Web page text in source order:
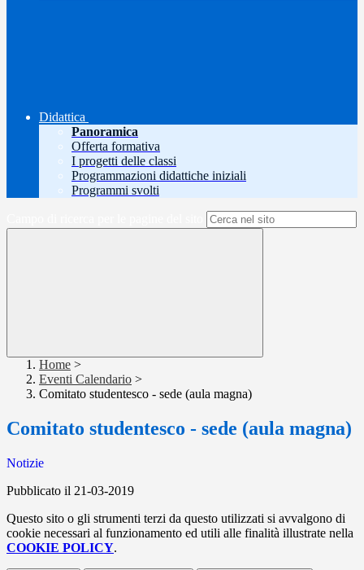
Didattica
Panoramica
Offerta formativa
I progetti delle classi
Programmazioni didattiche iniziali
Programmi svolti
Home >
Eventi Calendario >
Comitato studentesco - sede (aula magna)
Comitato studentesco - sede (aula magna)
Notizie
Pubblicato il 21-03-2019
Questo sito o gli strumenti terzi da questo utilizzati si avvalgono di
cookie necessari al funzionamento ed utili alle finalità illustrate nella
COOKIE POLICY.